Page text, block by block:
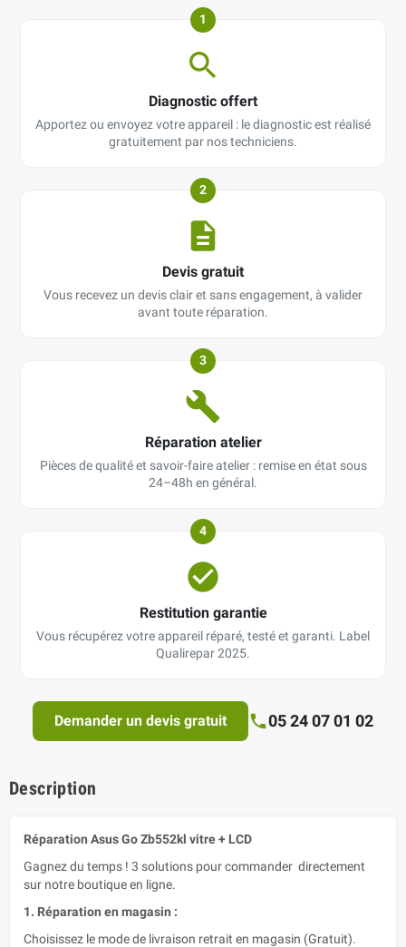
1
Diagnostic offert
Apportez ou envoyez votre appareil : le diagnostic est réalisé
gratuitement par nos techniciens.
2
Devis gratuit
Vous recevez un devis clair et sans engagement, à valider
avant toute réparation.
3
Réparation atelier
Pièces de qualité et savoir-faire atelier : remise en état sous
24–48h en général.
4
Restitution garantie
Vous récupérez votre appareil réparé, testé et garanti. Label
Qualirepar 2025.
Demander un devis gratuit 05 24 07 01 02
Description
Réparation Asus Go Zb552kl vitre + LCD
Gagnez du temps ! 3 solutions pour commander directement
sur notre boutique en ligne.
1. Réparation en magasin :
Choisissez le mode de livraison retrait en magasin (Gratuit).